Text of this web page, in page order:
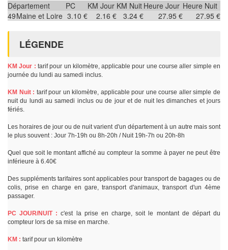
Département PC KM Jour KM Nuit Heure Jour Heure Nuit
49Maine et Loire 3.10 € 2.16 € 3.24 € 27.95 € 27.95 €
LÉGENDE
KM Jour : tarif pour un kilomètre, applicable pour une course aller simple en
journée du lundi au samedi inclus.
KM Nuit : tarif pour un kilomètre, applicable pour une course aller simple de
nuit du lundi au samedi inclus ou de jour et de nuit les dimanches et jours
fériés.
Les horaires de jour ou de nuit varient d'un département à un autre mais sont
le plus souvent : Jour 7h-19h ou 8h-20h / Nuit 19h-7h ou 20h-8h
Quel que soit le montant affiché au compteur la somme à payer ne peut être
inférieure à 6.40€
Des suppléments tarifaires sont applicables pour transport de bagages ou de
colis, prise en charge en gare, transport d'animaux, transport d'un 4ème
passager.
PC JOUR/NUIT : c'est la prise en charge, soit le montant de départ du
compteur lors de sa mise en marche.
KM : tarif pour un kilomètre